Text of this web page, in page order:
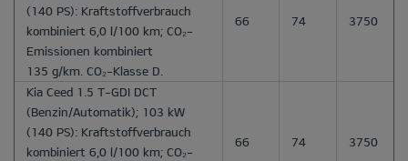
(140 PS): Kraftstoffverbrauch
kombiniert 6,0 l/100 km; CO₂-
Emissionen kombiniert
135 g/km. CO₂-Klasse D.
66 74 3750
Kia Ceed 1.5 T-GDI DCT
(Benzin/Automatik); 103 kW
(140 PS): Kraftstoffverbrauch
kombiniert 6,0 l/100 km; CO₂-
66 74 3750